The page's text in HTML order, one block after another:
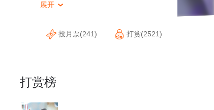
展开 
投月票(241) 打赏(2521)
打赏榜